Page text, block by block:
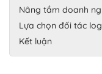
Nâng tầm doanh
Lựa chọn đối tác
Kết luận